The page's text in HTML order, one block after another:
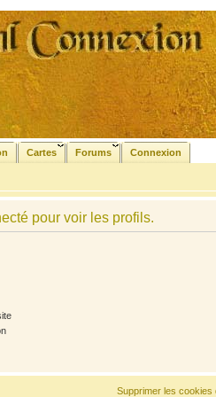
Cartes Forums Connexion
pour voir les profils.
Supprimer les cookies